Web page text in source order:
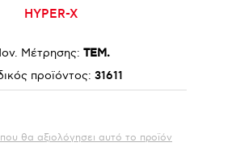
HYPER-X
Μέτρησης: ΤΕΜ.
προϊόντος: 31611
θα αξιολόγησει αυτό το προϊόν